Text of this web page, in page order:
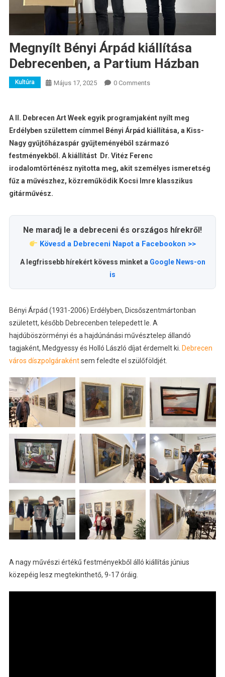
Megnyílt Bényi Árpád kiállítása
Debrecenben, a Partium Házban
Kultúra Május 17, 2025 0 Comments
A II. Debrecen Art Week egyik programjaként nyílt meg
Erdélyben születtem címmel Bényi Árpád kiállítása, a Kiss-
Nagy gyűjtőházaspár gyűjteményéből származó
festményekből. A kiállítást Dr. Vitéz Ferenc
irodalomtörténész nyitotta meg, akit személyes ismeretség
fűz a művészhez, közreműködik Kocsi Imre klasszikus
gitárművész.
Ne maradj le a debreceni és országos hírekről!
Kövesd a Debreceni Napot a Facebookon >>
A legfrissebb hírekért kövess minket a Google News-on
is
Bényi Árpád (1931-2006) Erdélyben, Dicsőszentmártonban
született, később Debrecenben telepedett le. A
hajdúböszörményi és a hajdúnánási művésztelep állandó
tagjaként, Medgyessy és Holló László díjat érdemelt ki. Debrecen
város díszpolgárakéntsem feledte el szülőföldjét.
A nagy művészi értékű festményekből álló kiállítás június
közepéig lesz megtekinthető, 9-17 óráig.